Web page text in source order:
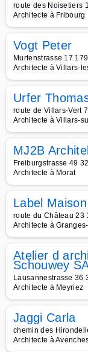
route des Noisetiers
Architecte à Fribourg
Vogt Peter
Murtenstrasse 17
Architecte à Villars-
Urfer
route de Villars-Vert
Architecte à Villars-
MJ2B
Freiburgstrasse 49
Architecte à Morat
Label Maison
route du Château 23
Architecte à
Atelier d
Schouwey
Lausannestrasse 36
Architecte à Meyriez
Jaggi Carla
chemin des
Architecte à